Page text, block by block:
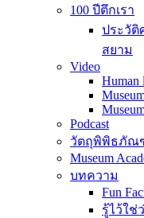
100 ปีตึกเรา
ประวัติ
สยาม
Video
Human
Podcast
วัตถุพิพิธภัณ
Museum
บทความ
Fun
รู้ไว้ใช่